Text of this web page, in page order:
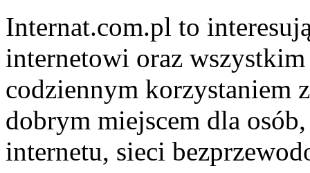
Internat.com.pl to
internetowi oraz wszystkim
codziennym korzystaniem
dobrym miejscem dla
internetu, sieci